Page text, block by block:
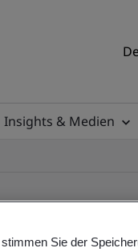
Insights & Medien
Sie der